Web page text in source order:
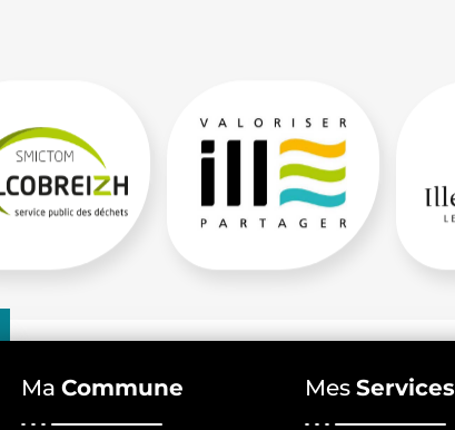
Ma Commune MesServices